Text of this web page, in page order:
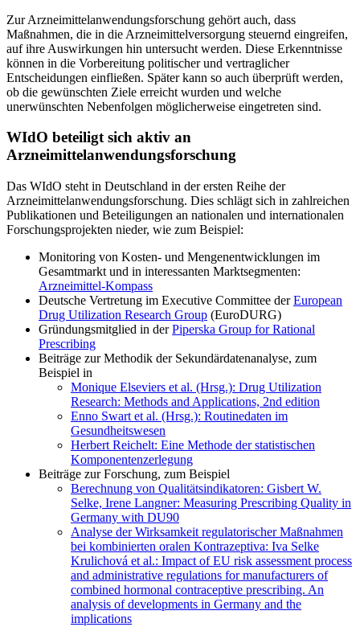
Zur Arzneimittelanwendungsforschung gehört auch, dass
Maßnahmen, die in die Arzneimittelversorgung steuernd eingreifen,
auf ihre Auswirkungen hin untersucht werden. Diese Erkenntnisse
können in die Vorbereitung politischer und vertraglicher
Entscheidungen einfließen. Später kann so auch überprüft werden,
ob die gewünschten Ziele erreicht wurden und welche
unerwünschten Nebenfolgen möglicherweise eingetreten sind.
WIdO beteiligt sich aktiv an
Arzneimittelanwendungsforschung
Das WIdO steht in Deutschland in der ersten Reihe der
Arzneimittelanwendungsforschung. Dies schlägt sich in zahlreichen
Publikationen und Beteiligungen an nationalen und internationalen
Forschungsprojekten nieder, wie zum Beispiel:
Monitoring von Kosten- und Mengenentwicklungen im
Gesamtmarkt und in interessanten Marktsegmenten:
Arzneimittel-Kompass
Deutsche Vertretung im Executive Committee derEuropean
Drug Utilization Research Group (EuroDURG)
Gründungsmitglied in derPiperska Group for Rational
Prescribing
Beiträge zur Methodik der Sekundärdatenanalyse, zum
Beispiel in
Monique Elseviers et al. (Hrsg.): Drug Utilization
Research: Methods and Applications, 2nd edition
Enno Swart et al. (Hrsg.): Routinedaten im
Gesundheitswesen
Herbert Reichelt: Eine Methode der statistischen
Komponentenzerlegung
Beiträge zur Forschung, zum Beispiel
Berechnung von Qualitätsindikatoren: Gisbert W.
Selke, Irene Langner: Measuring Prescribing Quality in
Germany with DU90
Analyse der Wirksamkeit regulatorischer Maßnahmen
bei kombinierten oralen Kontrazeptiva: Iva Selke
Krulichová et al.: Impact of EU risk assessment process
and administrative regulations for manufacturers of
combined hormonal contraceptive prescribing. An
analysis of developments in Germany and the
implications